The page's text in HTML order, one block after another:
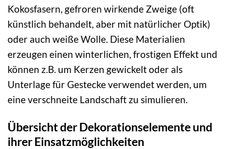
Kokosfasern, gefroren wirkende Zweige (oft
künstlich behandelt, aber mit natürlicher Optik)
oder auch weiße Wolle. Diese Materialien
erzeugen einen winterlichen, frostigen Effekt und
können z.B. um Kerzen gewickelt oder als
Unterlage für Gestecke verwendet werden, um
eine verschneite Landschaft zu simulieren.
Übersicht der Dekorationselemente und
ihrer Einsatzmöglichkeiten